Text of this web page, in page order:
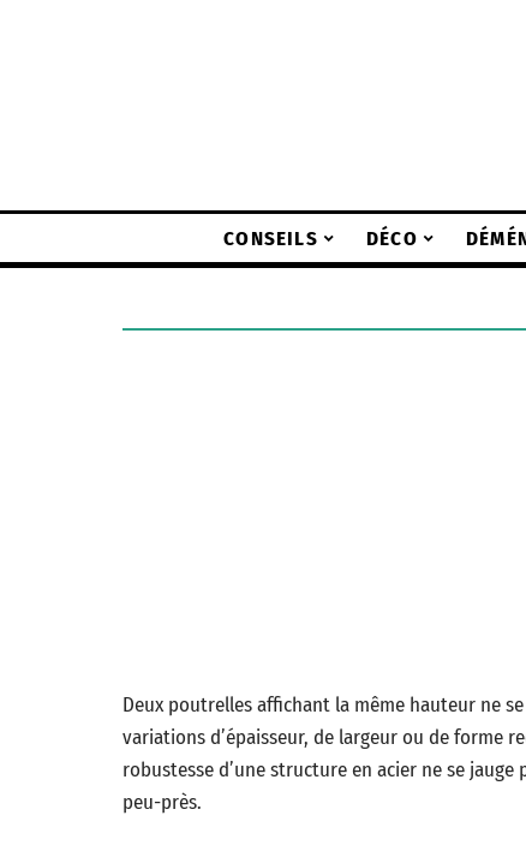
CONSEILS DÉCO
Deux poutrelles affichant la même hauteur ne
variations d’épaisseur, de largeur ou de forme
robustesse d’une structure en acier ne se
peu-près.